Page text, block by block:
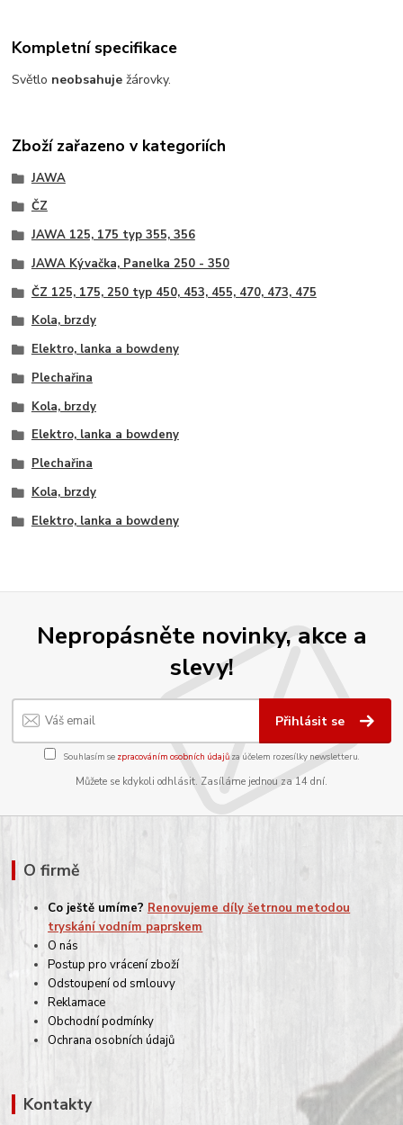
Kompletní specifikace
Světlo neobsahuje žárovky.
Zboží zařazeno v kategoriích
JAWA
ČZ
JAWA 125, 175 typ 355, 356
JAWA Kývačka, Panelka 250 - 350
ČZ 125, 175, 250 typ 450, 453, 455, 470, 473, 475
Kola, brzdy
Elektro, lanka a bowdeny
Plechařina
Kola, brzdy
Elektro, lanka a bowdeny
Plechařina
Kola, brzdy
Elektro, lanka a bowdeny
Nepropásněte novinky, akce a
slevy!
Přihlásit se
Souhlasím se zpracováním osobních údajůza účelem rozesílky newsletteru.
Můžete se kdykoli odhlásit. Zasíláme jednou za 14 dní.
O firmě
Co ještě umíme? Renovujeme díly šetrnou metodou
tryskání vodním paprskem
O nás
Postup pro vrácení zboží
Odstoupení od smlouvy
Reklamace
Obchodní podmínky
Ochrana osobních údajů
Kontakty